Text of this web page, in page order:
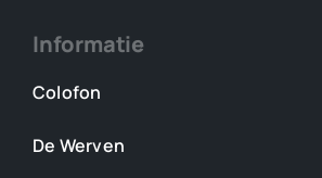
Informatie
Colofon
De Werven